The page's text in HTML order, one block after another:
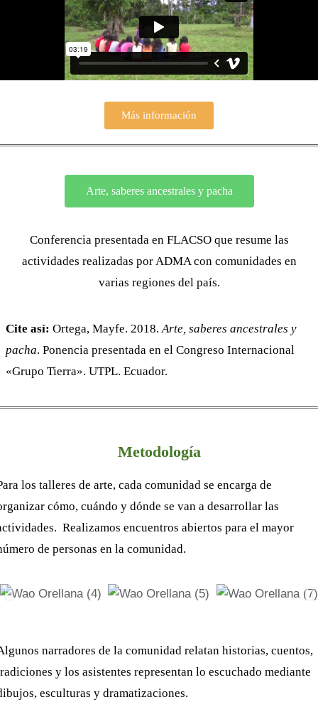
Más información
Arte, saberes ancestrales y pacha
Conferencia presentada en FLACSO que resume las
actividades realizadas por ADMA con comunidades en
varias regiones del país.
Cite así: Ortega, Mayfe. 2018.Arte, saberes ancestrales y
pacha. Ponencia presentada en el Congreso Internacional
«Grupo Tierra». UTPL. Ecuador.
Metodología
los talleres de arte, cada comunidad se encarga de
cómo, cuándo y dónde se van a desarrollar las
Realizamos encuentros abiertos para el mayor
de personas en la comunidad.
narradores de la comunidad relatan historias, cuentos,
y los asistentes representan lo escuchado mediante
esculturas y dramatizaciones.